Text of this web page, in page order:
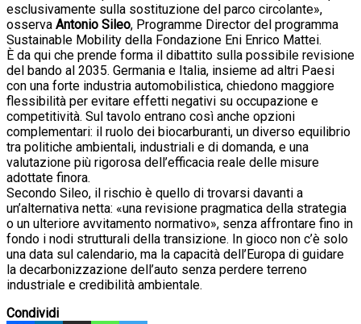
esclusivamente sulla sostituzione del parco circolante»,
osserva Antonio Sileo, Programme Director del programma
Sustainable Mobility della Fondazione Eni Enrico Mattei.
È da qui che prende forma il dibattito sulla possibile revisione
del bando al 2035. Germania e Italia, insieme ad altri Paesi
con una forte industria automobilistica, chiedono maggiore
flessibilità per evitare effetti negativi su occupazione e
competitività. Sul tavolo entrano così anche opzioni
complementari: il ruolo dei biocarburanti, un diverso equilibrio
tra politiche ambientali, industriali e di domanda, e una
valutazione più rigorosa dell’efficacia reale delle misure
adottate finora.
Secondo Sileo, il rischio è quello di trovarsi davanti a
un’alternativa netta: «una revisione pragmatica della strategia
o un ulteriore avvitamento normativo», senza affrontare fino in
fondo i nodi strutturali della transizione. In gioco non c’è solo
una data sul calendario, ma la capacità dell’Europa di guidare
la decarbonizzazione dell’auto senza perdere terreno
industriale e credibilità ambientale.
Condividi